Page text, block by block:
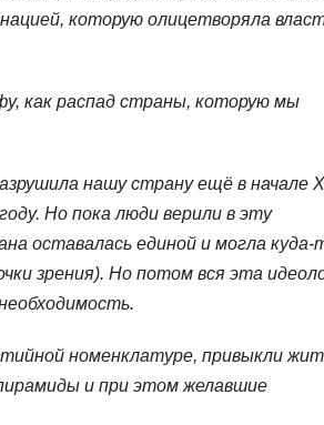
которую олицетворяла
как распад страны, которую мы
нашу страну ещё в начале
Но пока люди верили в эту
оставалась единой и могла куда-
зрения). Но потом вся эта
номенклатуре, привыкли
и при этом желавшие